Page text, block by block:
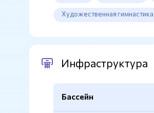
Художественная гимнастика
Инфраструктура
Бассейн